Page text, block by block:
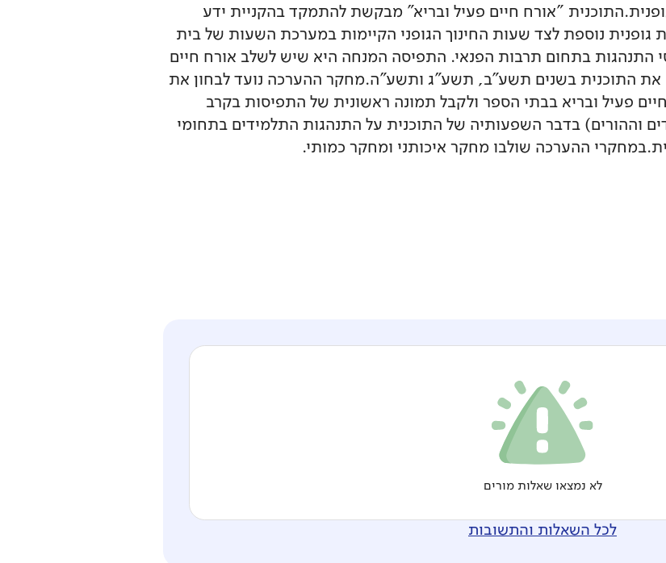
"אורח חיים פעיל ובריא" מבקשת להתמקד בהקניית ידע
גופנית נוספת לצד שעות החינוך הגופני הקיימות במערכת השעות של בית
התנהגות בתחום תרבות הפנאי. התפיסה המנחה היא שיש לשלב אורח חיים
את התוכנית בשנים תשע"ב, תשע"ג ותשע"ה.מחקר ההערכה נועד לבחון את
פעיל ובריא בבתי הספר ולקבל תמונה ראשונית של התפיסות בקרב
וההורים) בדבר השפעותיה של התוכנית על התנהגות התלמידים בתחומי
ההערכה שולבו מחקר איכותני ומחקר כמותי.
לא נמצאו שאלות מורים
לכל השאלות והתשובות